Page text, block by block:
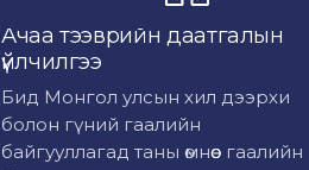
Ачаа тээврийн даатгалын
үйлчилгээ
Бид Монгол улсын хил дээрхи
болон гүний гаалийн
байгууллагад таны өмнөөс гаалийн